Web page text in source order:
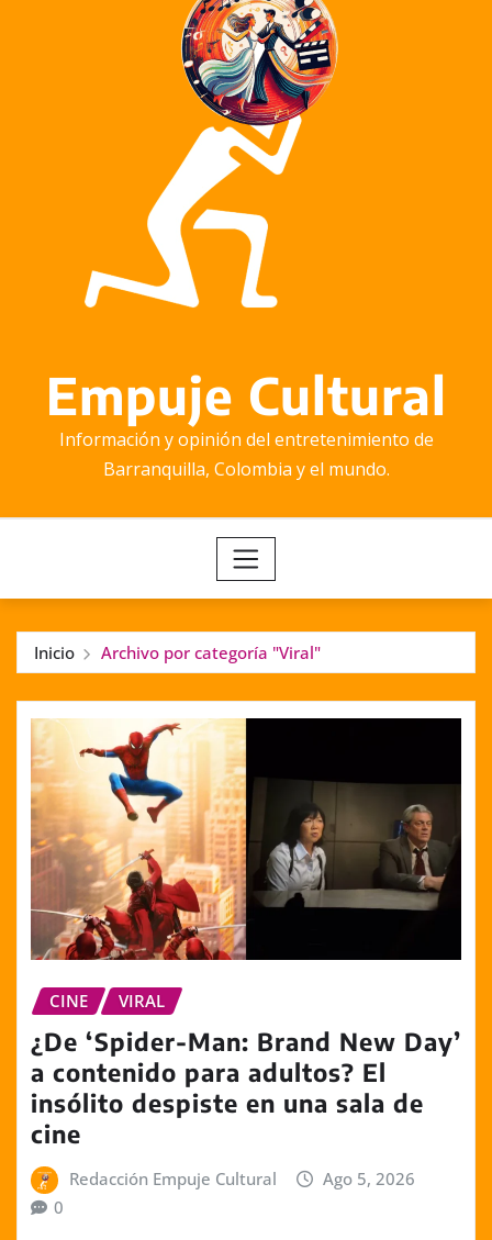
Empuje Cultural
Información y opinión del entretenimiento de
Barranquilla, Colombia y el mundo.
Inicio Archivo por categoría "Viral"
CINE VIRAL
¿De ‘Spider-Man: Brand New Day’
a contenido para adultos? El
insólito despiste en una sala de
cine
Redacción Empuje Cultural
Ago 5, 2026
0